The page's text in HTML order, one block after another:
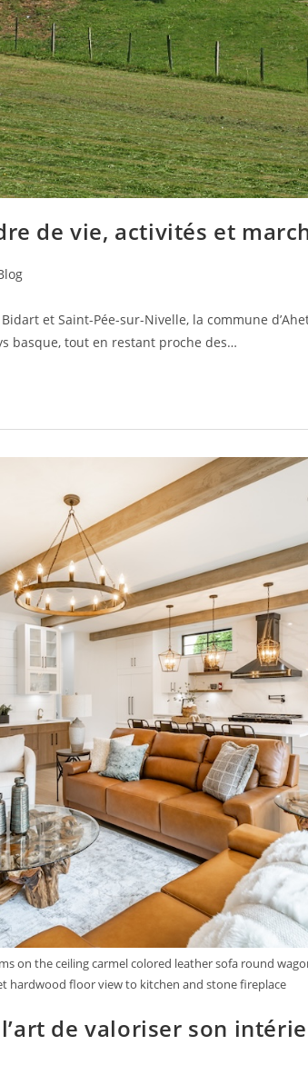
de vie, activités et
et Saint-Pée-sur-Nivelle, la commune
basque, tout en restant proche des…
on the ceiling carmel colored leather sofa round
hardwood floor view to kitchen and stone fireplace
de valoriser son